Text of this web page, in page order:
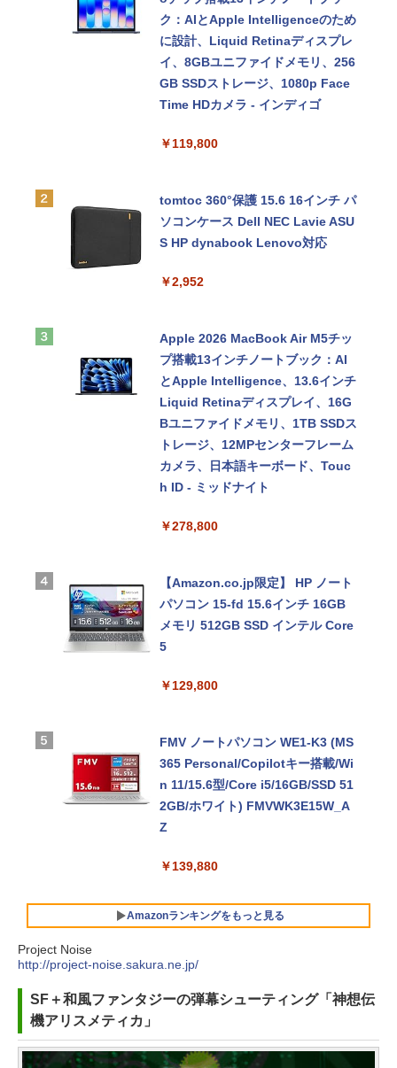
ク：AIとApple Intelligenceのため
に設計、Liquid Retinaディスプレ
イ、8GBユニファイドメモリ、256
GB SSDストレージ、1080p Face
Time HDカメラ - インディゴ
￥119,800
tomtoc 360°保護 15.6 16インチ パ
ソコンケース Dell NEC Lavie ASU
S HP dynabook Lenovo対応
￥2,952
Apple 2026 MacBook Air M5チッ
プ搭載13インチノートブック：AI
とApple Intelligence、13.6インチ
Liquid Retinaディスプレイ、16G
Bユニファイドメモリ、1TB SSDス
トレージ、12MPセンターフレーム
カメラ、日本語キーボード、Touc
h ID - ミッドナイト
￥278,800
【Amazon.co.jp限定】 HP ノート
パソコン 15-fd 15.6インチ 16GB
メモリ 512GB SSD インテル Core
5
￥129,800
FMV ノートパソコン WE1-K3 (MS
365 Personal/Copilotキー搭載/Wi
n 11/15.6型/Core i5/16GB/SSD 51
2GB/ホワイト) FMVWK3E15W_A
Z
￥139,880
Amazonランキングをもっと見る
Robloxギフトカード - 800 Robux
ロブロックス | オンラインコード版
生成AIパスポート公式テキスト 第
￥1,766
Amazon Kindle - 目に優しい、か
ンチディスプレイ電子書籍リーダ
Project Noise
http://project-noise.sakura.ne.jp/
SF＋和風ファンタジーの弾幕シューティング「神想伝
機アリスメティカ」